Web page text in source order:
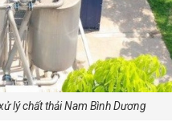
lý chất thải Nam Bình Dương